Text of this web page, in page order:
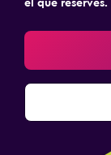
el que reserves.